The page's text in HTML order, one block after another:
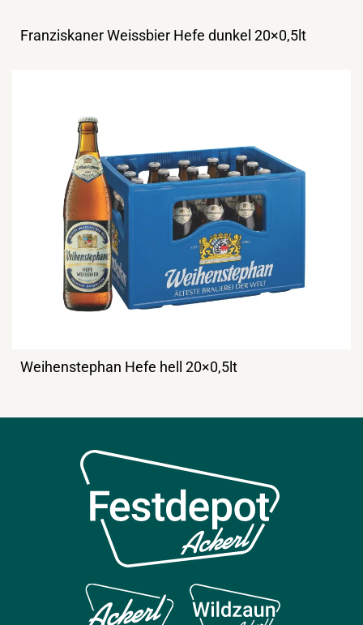
Franziskaner Weissbier Hefe dunkel 20×0,5lt
Weihenstephan Hefe hell 20×0,5lt